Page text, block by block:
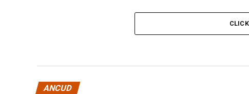
ANCUD